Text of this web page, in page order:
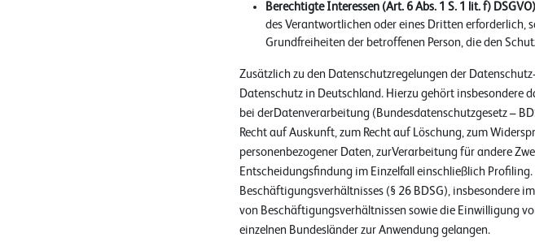
Berechtigte Interessen (Art. 6 Abs. 1 S. 1 lit. f) DSGVO)
des Verantwortlichen oder eines Dritten erforderlich,
Grundfreiheiten der betroffenen Person, die den
Zusätzlich zu den Datenschutzregelungen der
Datenschutz in Deutschland. Hierzu gehört insbesondere
bei derDatenverarbeitung (Bundesdatenschutzgesetz –
Recht auf Auskunft, zum Recht auf Löschung, zum
personenbezogener Daten, zurVerarbeitung für andere
Entscheidungsfindung im Einzelfall einschließlich
Beschäftigungsverhältnisses (§ 26 BDSG), insbesondere
von Beschäftigungsverhältnissen sowie die Einwilligung
einzelnen Bundesländer zur Anwendung gelangen.